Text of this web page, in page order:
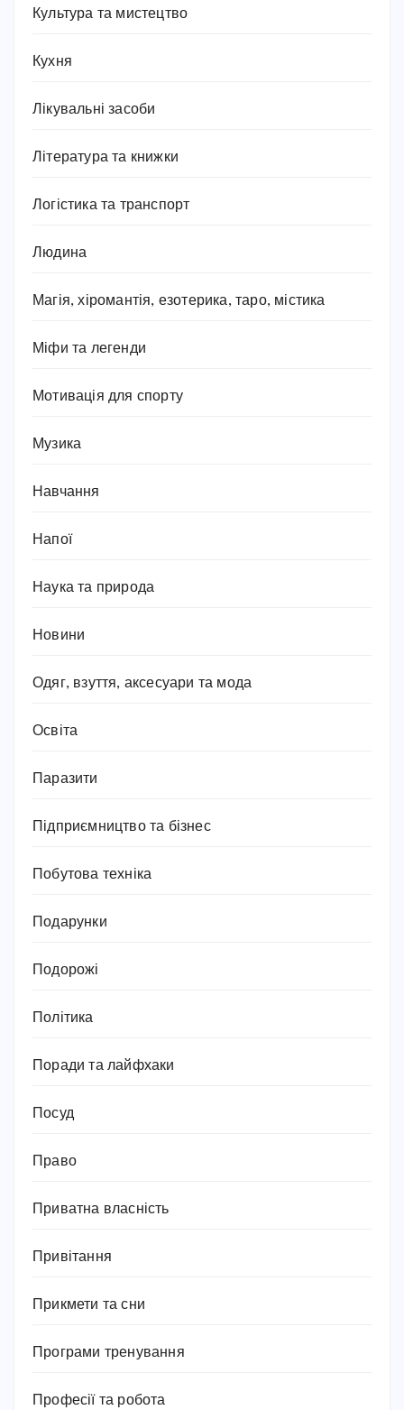
Культура та мистецтво
Кухня
Лікувальні засоби
Література та книжки
Логістика та транспорт
Людина
Магія, хіромантія, езотерика, таро, містика
Міфи та легенди
Мотивація для спорту
Музика
Навчання
Напої
Наука та природа
Новини
Одяг, взуття, аксесуари та мода
Освіта
Паразити
Підприємництво та бізнес
Побутова техніка
Подарунки
Подорожі
Політика
Поради та лайфхаки
Посуд
Право
Приватна власність
Привітання
Прикмети та сни
Програми тренування
Професії та робота